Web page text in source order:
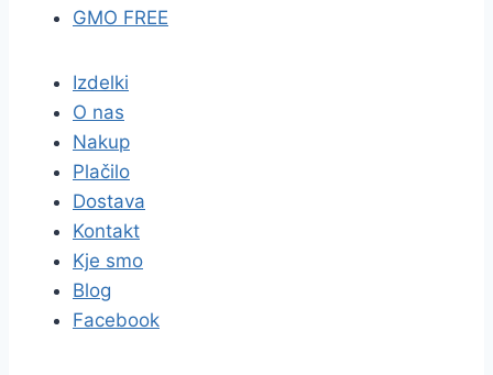
GMO FREE
Izdelki
O nas
Nakup
Plačilo
Dostava
Kontakt
Kje smo
Blog
Facebook